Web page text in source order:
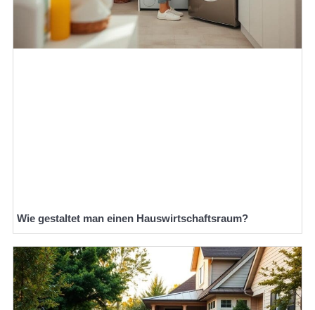
Wie gestaltet man einen Hauswirtschaftsraum?